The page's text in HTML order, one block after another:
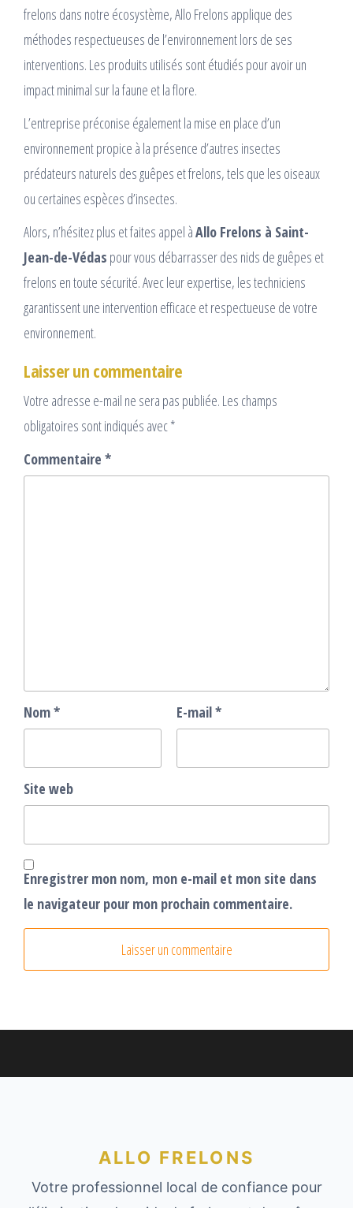
frelons dans notre écosystème, Allo Frelons applique des
méthodes respectueuses de l’environnement lors de ses
interventions. Les produits utilisés sont étudiés pour avoir un
impact minimal sur la faune et la flore.
L’entreprise préconise également la mise en place d’un
environnement propice à la présence d’autres insectes
prédateurs naturels des guêpes et frelons, tels que les oiseaux
ou certaines espèces d’insectes.
Alors, n’hésitez plus et faites appel àAllo Frelons à Saint-
Jean-de-Védas pour vous débarrasser des nids de guêpes et
frelons en toute sécurité. Avec leur expertise, les techniciens
garantissent une intervention efficace et respectueuse de votre
environnement.
Laisser un commentaire
Votre adresse e-mail ne sera pas publiée. Les champs
obligatoires sont indiqués avec*
Commentaire *
Nom* E-mail*
Site web
Enregistrer mon nom, mon e-mail et mon site dans
le navigateur pour mon prochain commentaire.
ALLO FRELONS
Votre professionnel local de confiance pour